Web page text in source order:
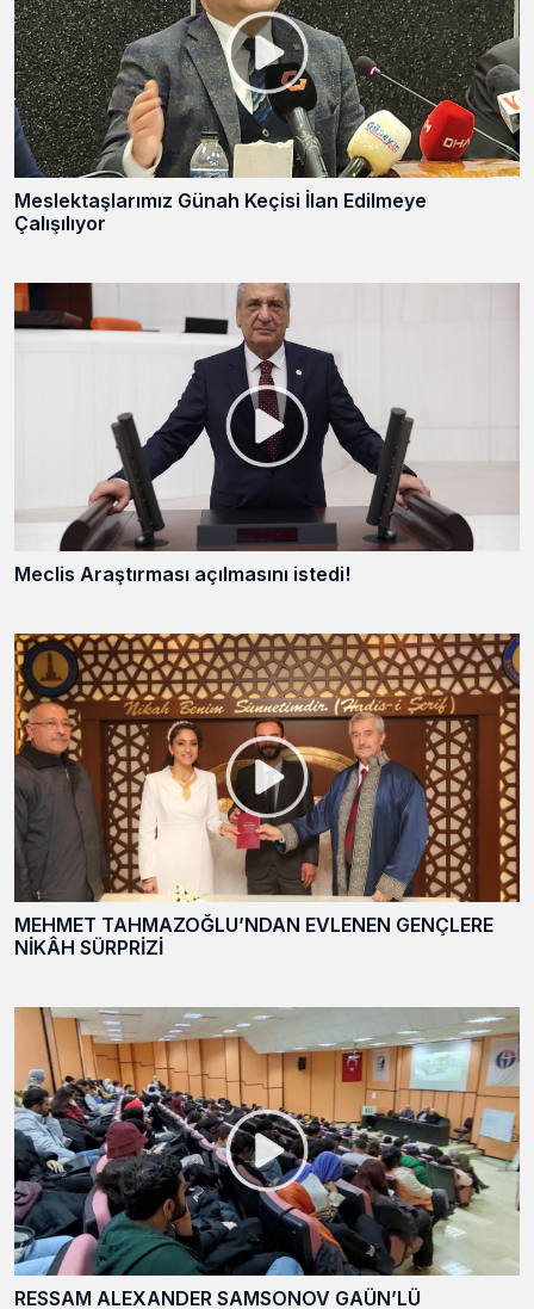
Meslektaşlarımız Günah Keçisi İlan Edilmeye
Çalışılıyor
Meclis Araştırması açılmasını istedi!
MEHMET TAHMAZOĞLU’NDAN EVLENEN GENÇLERE
NİKÂH SÜRPRİZİ
RESSAM ALEXANDER SAMSONOV GAÜN’LÜ